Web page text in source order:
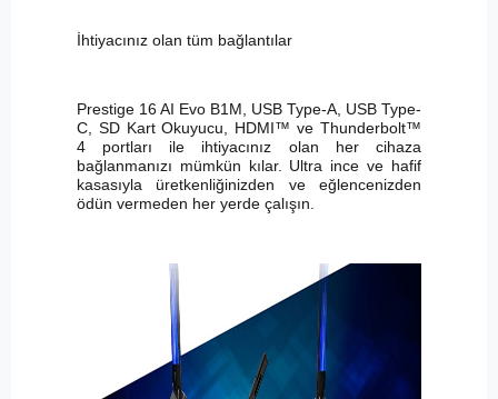
İhtiyacınız olan tüm bağlantılar
Prestige 16 AI Evo B1M, USB Type-A, USB Type-
C, SD Kart Okuyucu, HDMI™ ve Thunderbolt™
4 portları ile ihtiyacınız olan her cihaza
bağlanmanızı mümkün kılar. Ultra ince ve hafif
kasasıyla üretkenliğinizden ve eğlencenizden
ödün vermeden her yerde çalışın.